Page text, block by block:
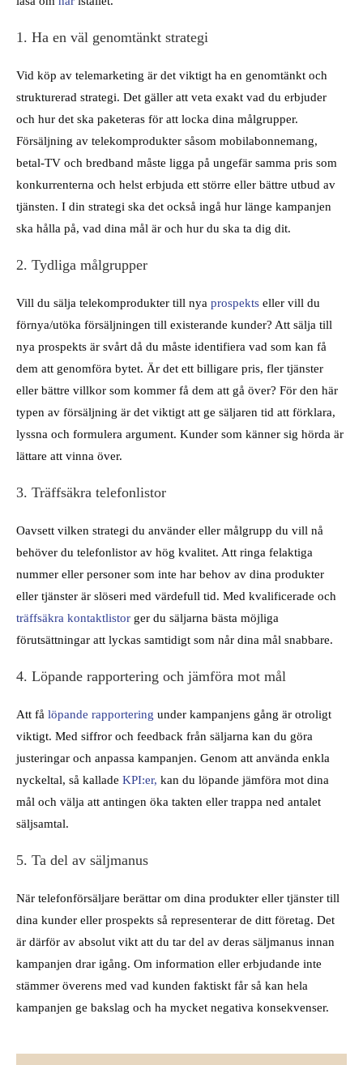
1. Ha en väl genomtänkt strategi
Vid köp av telemarketing är det viktigt ha en genomtänkt och
strukturerad strategi. Det gäller att veta exakt vad du erbjuder
och hur det ska paketeras för att locka dina målgrupper.
Försäljning av telekomprodukter såsom mobilabonnemang,
betal-TV och bredband måste ligga på ungefär samma pris som
konkurrenterna och helst erbjuda ett större eller bättre utbud av
tjänsten. I din strategi ska det också ingå hur länge kampanjen
ska hålla på, vad dina mål är och hur du ska ta dig dit.
2. Tydliga målgrupper
Vill du sälja telekomprodukter till nya prospekts eller vill du
förnya/utöka försäljningen till existerande kunder? Att sälja till
nya prospekts är svårt då du måste identifiera vad som kan få
dem att genomföra bytet. Är det ett billigare pris, fler tjänster
eller bättre villkor som kommer få dem att gå över? För den här
typen av försäljning är det viktigt att ge säljaren tid att förklara,
lyssna och formulera argument. Kunder som känner sig hörda är
lättare att vinna över.
3. Träffsäkra telefonlistor
Oavsett vilken strategi du använder eller målgrupp du vill nå
behöver du telefonlistor av hög kvalitet. Att ringa felaktiga
nummer eller personer som inte har behov av dina produkter
eller tjänster är slöseri med värdefull tid. Med kvalificerade och
träffsäkra kontaktlistor ger du säljarna bästa möjliga
förutsättningar att lyckas samtidigt som når dina mål snabbare.
4. Löpande rapportering och jämföra mot mål
Att få löpande rapportering under kampanjens gång är otroligt
viktigt. Med siffror och feedback från säljarna kan du göra
justeringar och anpassa kampanjen. Genom att använda enkla
nyckeltal, så kallade KPI:er, kan du löpande jämföra mot dina
mål och välja att antingen öka takten eller trappa ned antalet
säljsamtal.
5. Ta del av säljmanus
När telefonförsäljare berättar om dina produkter eller tjänster till
dina kunder eller prospekts så representerar de ditt företag. Det
är därför av absolut vikt att du tar del av deras säljmanus innan
kampanjen drar igång. Om information eller erbjudande inte
stämmer överens med vad kunden faktiskt får så kan hela
kampanjen ge bakslag och ha mycket negativa konsekvenser.